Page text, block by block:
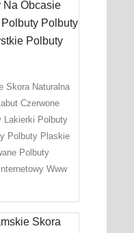
Skora Naturalna
Czerwone
Lakierki Polbuty
Polbuty Plaskie
Polbuty
Www